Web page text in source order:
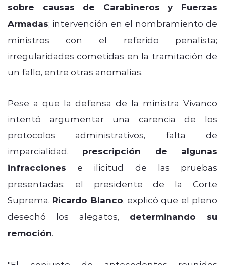
sobre causas de Carabineros y Fuerzas
Armadas; intervención en el nombramiento de
ministros con el referido penalista;
irregularidades cometidas en la tramitación de
un fallo, entre otras anomalías.
Pese a que la defensa de la ministra Vivanco
intentó argumentar una carencia de los
protocolos administrativos, falta de
imparcialidad, prescripción de algunas
infracciones e ilicitud de las pruebas
presentadas; el presidente de la Corte
Suprema, Ricardo Blanco, explicó que el pleno
desechó los alegatos, determinando su
remoción.